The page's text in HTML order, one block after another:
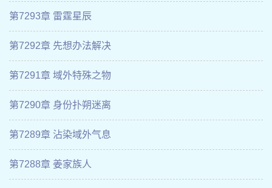
第7293章 雷霆星辰
第7292章 先想办法解决
第7291章 域外特殊之物
第7290章 身份扑朔迷离
第7289章 沾染域外气息
第7288章 姜家族人